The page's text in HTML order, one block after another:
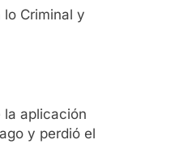
Criminal y
la aplicación
y perdió el